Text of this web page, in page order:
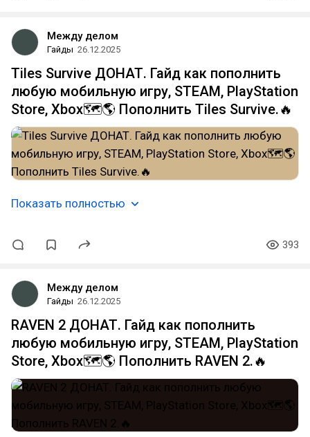
Между делом
Гайды 26.12.2025
Tiles Survive ДОНАТ. Гайд как пополнить
любую мобильную игру, STEAM, PlayStation
Store, Xbox🗺️🌎 Пополнить Tiles Survive.🔥
Показать полностью
393
Между делом
Гайды 26.12.2025
RAVEN 2 ДОНАТ. Гайд как пополнить
любую мобильную игру, STEAM, PlayStation
Store, Xbox🗺️🌎 Пополнить RAVEN 2.🔥